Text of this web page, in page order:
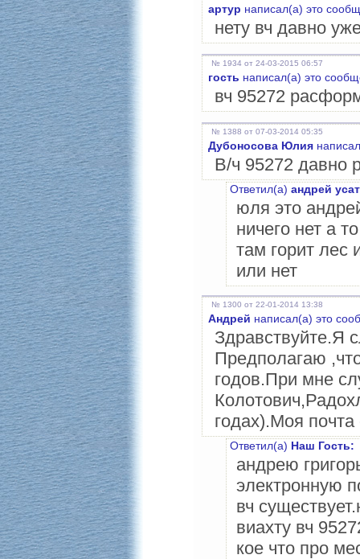
артур написал(а) это
нету вч давно
№ 1934 от 24-03-2015 06:57
гость написал(а) это
вч 95272
№ 1388 от 07-03-2014 05:35
Дубоносова Юлия
В/ч 95272 давно
Ответил(а) андрей
юля это
ничего нет а
там горит лес
или нет
№ 1300 от 22-01-2014 13:38
Андрей написал(а) это
Здравствуйте.Я
Предполагаю
годов.При мне
годах).Моя
Ответил(а) Наш Гость:
андрею
электронную
вч
виахту вч
кое что про